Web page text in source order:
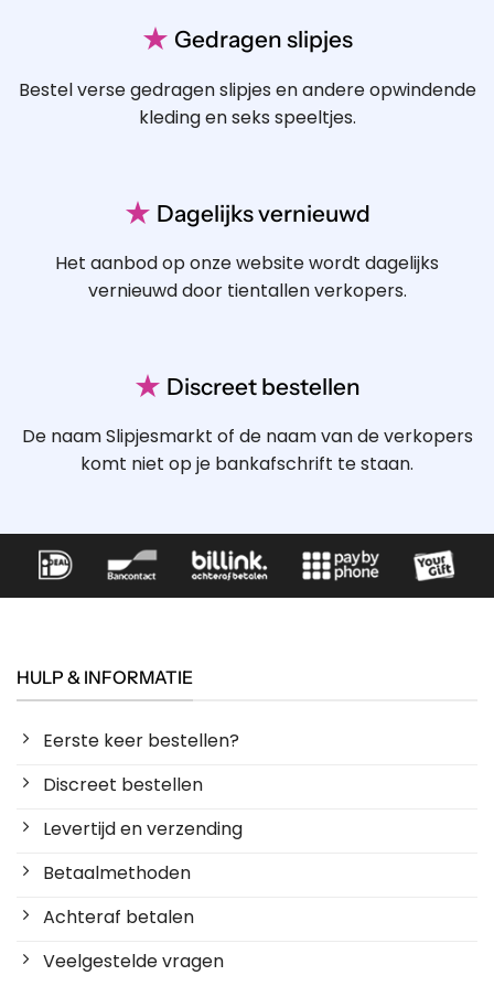
★ Gedragen slipjes
Bestel verse gedragen slipjes en andere opwindende
kleding en seks speeltjes.
★ Dagelijks vernieuwd
Het aanbod op onze website wordt dagelijks
vernieuwd door tientallen verkopers.
★ Discreet bestellen
De naam Slipjesmarkt of de naam van de verkopers
komt niet op je bankafschrift te staan.
HULP & INFORMATIE
Eerste keer bestellen?
Discreet bestellen
Levertijd en verzending
Betaalmethoden
Achteraf betalen
Veelgestelde vragen